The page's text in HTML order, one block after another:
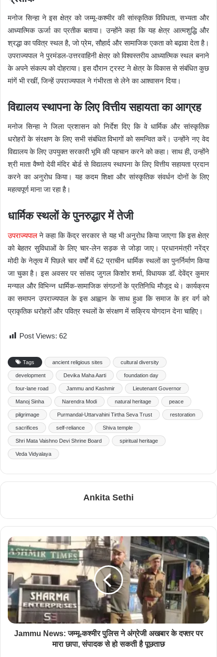
मनोज सिन्हा ने इस क्षेत्र को जम्मू-कश्मीर की सांस्कृतिक विविधता, सभ्यता और
आध्यात्मिक ऊर्जा का प्रतीक बताया। उन्होंने कहा कि यह क्षेत्र आत्मशुद्धि और
श्रद्धा का पवित्र स्थल है, जो प्रेम, सौहार्द और सामाजिक एकता को बढ़ावा देता है।
उपराज्यपाल ने पुरमंडल-उत्तरवाहिनी क्षेत्र को विश्वस्तरीय आध्यात्मिक स्थल बनाने
के अपने संकल्प को दोहराया। इस दौरान ट्रस्ट ने क्षेत्र के विकास से संबंधित कुछ
मांगें भी रखीं, जिन्हें उपराज्यपाल ने गंभीरता से लेने का आश्वासन दिया।
विद्यालय स्थापना के लिए वित्तीय सहायता का आग्रह
मनोज सिन्हा ने जिला प्रशासन को निर्देश दिए कि वे धार्मिक और सांस्कृतिक
धरोहरों के संरक्षण के लिए सभी संबंधित विभागों को समन्वित करें। उन्होंने नए वेद
विद्यालय के लिए उपयुक्त सरकारी भूमि की पहचान करने को कहा। साथ ही, उन्होंने
श्री माता वैष्णो देवी मंदिर बोर्ड से विद्यालय स्थापना के लिए वित्तीय सहायता प्रदान
करने का अनुरोध किया। यह कदम शिक्षा और सांस्कृतिक संवर्धन दोनों के लिए
महत्वपूर्ण माना जा रहा है।
धार्मिक स्थलों के पुनरुद्धार में तेजी
उपराज्यपालने कहा कि केंद्र सरकार से यह भी अनुरोध किया जाएगा कि इस क्षेत्र
को बेहतर सुविधाओं के लिए चार-लेन सड़क से जोड़ा जाए। प्रधानमंत्री नरेंद्र
मोदी के नेतृत्व में पिछले चार वर्षों में 62 प्राचीन धार्मिक स्थलों का पुनर्निर्माण किया
जा चुका है। इस अवसर पर सांसद जुगल किशोर शर्मा, विधायक डॉ. देवेंद्र कुमार
मन्याल और विभिन्न धार्मिक-सामाजिक संगठनों के प्रतिनिधि मौजूद थे। कार्यक्रम
का समापन उपराज्यपाल के इस आह्वान के साथ हुआ कि समाज के हर वर्ग को
प्राकृतिक धरोहरों और पवित्र स्थलों के संरक्षण में सक्रिय योगदान देना चाहिए।
Post Views: 62
Tags ancient religious sites cultural diversity
development Devika Maha Aarti foundation day
four-lane road Jammu and Kashmir Lieutenant Governor
Manoj Sinha Narendra Modi natural heritage peace
pilgrimage Purmandal-Uttarvahini Tirtha Seva Trust restoration
sacrifices self-reliance Shiva temple
Shri Mata Vaishno Devi Shrine Board spiritual heritage
Veda Vidyalaya
Ankita Sethi
Jammu News: जम्मू-कश्मीर पुलिस ने अंग्रेजी अखबार के दफ्तर पर
मारा छापा, संपादक से हो सकती है पूछताछ